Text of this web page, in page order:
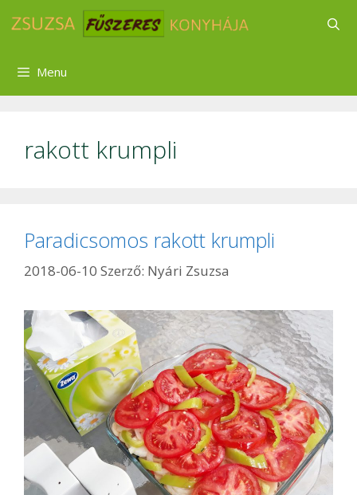
Menu
rakott krumpli
Paradicsomos rakott krumpli
2018-06-10 Szerző: Nyári Zsuzsa